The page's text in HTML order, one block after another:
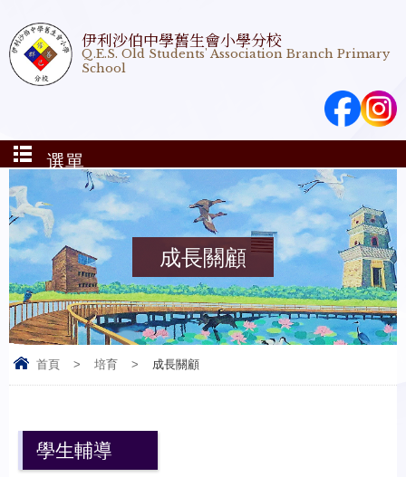
伊利沙伯中學舊生會小學分校
Q.E.S. Old Students' Association Branch Primary
School
選單
成長關顧
首頁 > 培育 > 成長關顧
學生輔導